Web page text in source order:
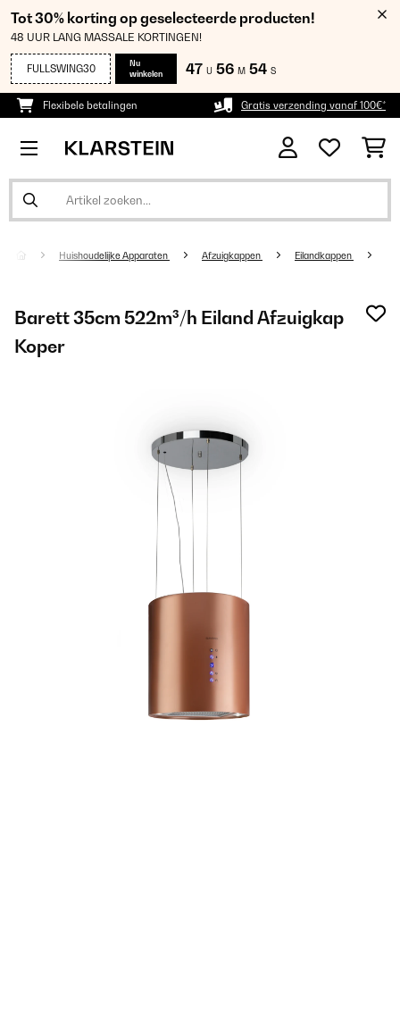
Tot 30% korting op geselecteerde producten!
48 UUR LANG MASSALE KORTINGEN!
FULLSWING30
Nu
winkelen
47 U 56 M 53 S
Flexibele betalingen Gratis verzending vanaf 100€*
Huishoudelijke Apparaten Afzuigkappen Eilandkappen
Barett 35cm 522m³/h Eiland Afzuigkap
Koper